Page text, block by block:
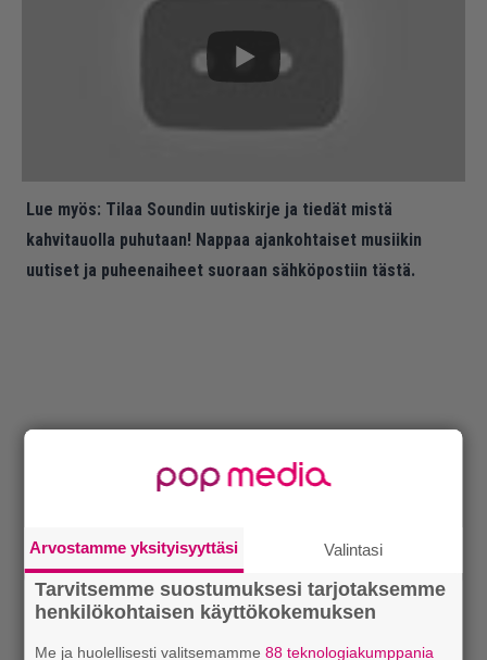
Lue myös: Tilaa Soundin uutiskirje ja tiedät mistä
kahvitauolla puhutaan! Nappaa ajankohtaiset musiikin
uutiset ja puheenaiheet suoraan sähköpostiin tästä.
Arvostamme yksityisyyttäsi Valintasi
Tarvitsemme suostumuksesi tarjotaksemme
henkilökohtaisen käyttökokemuksen
Me ja huolellisesti valitsemamme88 teknologiakumppania